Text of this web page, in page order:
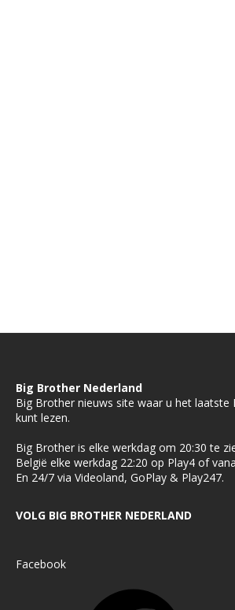
Big Brother Nederland
Big Brother nieuws site waar u het laatste
kunt lezen.
Big Brother is elke werkdag om 20:30 te
België elke werkdag 22:20 op Play4 of
En 24/7 via Videoland, GoPlay & Play247.
VOLG BIG BROTHER NEDERLAND
Facebook